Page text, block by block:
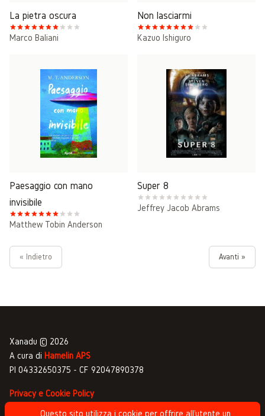
La pietra oscura
Marco Baliani
Non lasciarmi
Kazuo Ishiguro
Paesaggio con mano
invisibile
Matthew Tobin Anderson
Super 8
Jeffrey Jacob Abrams
« Indietro Avanti »
Xanadu © 2026
A cura di Hamelin APS
PI 04332650375 - CF 92047890378
Privacy e Cookie Policy
Gestione commenti
Questo sito utilizza i cookie per offrire all'utente un